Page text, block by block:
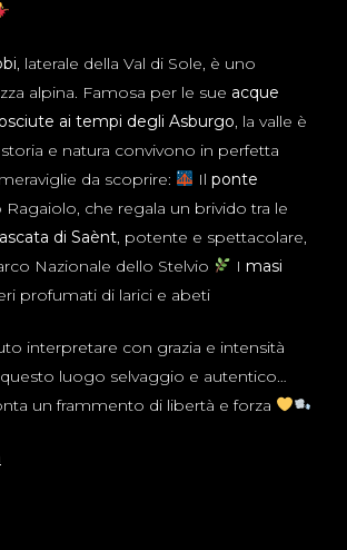
, laterale della Val di Sole, è uno
alpina. Famosa per le sue acque
ai tempi degli Asburgo, la valle è
e natura convivono in perfetta
da scoprire:
Il ponte
Ragaiolo, che regala un brivido tra le
di Saènt, potente e spettacolare,
Nazionale dello Stelvio
I masi
profumati di larici e abeti
interpretare con grazia e intensità
luogo selvaggio e autentico…
un frammento di libertà e forza